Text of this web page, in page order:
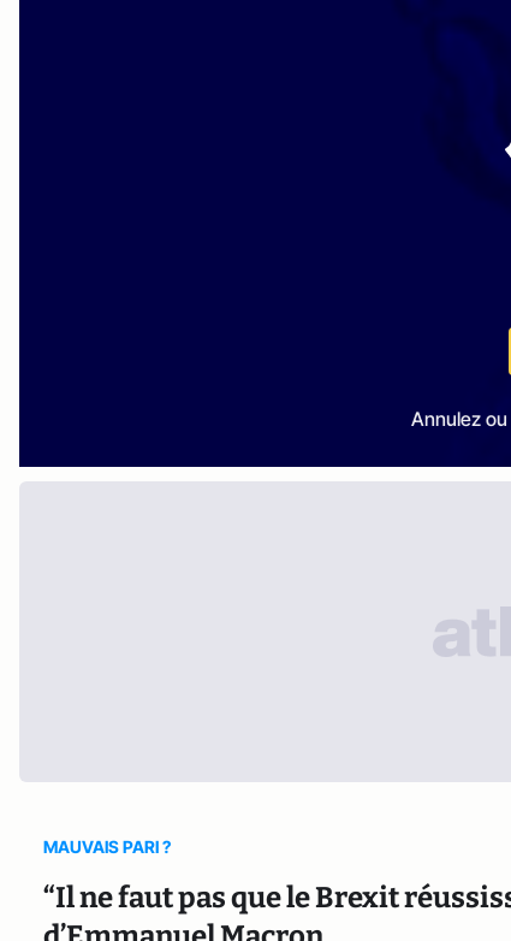
Annulez
MAUVAIS PARI ?
“Il ne faut pas que le Brexit